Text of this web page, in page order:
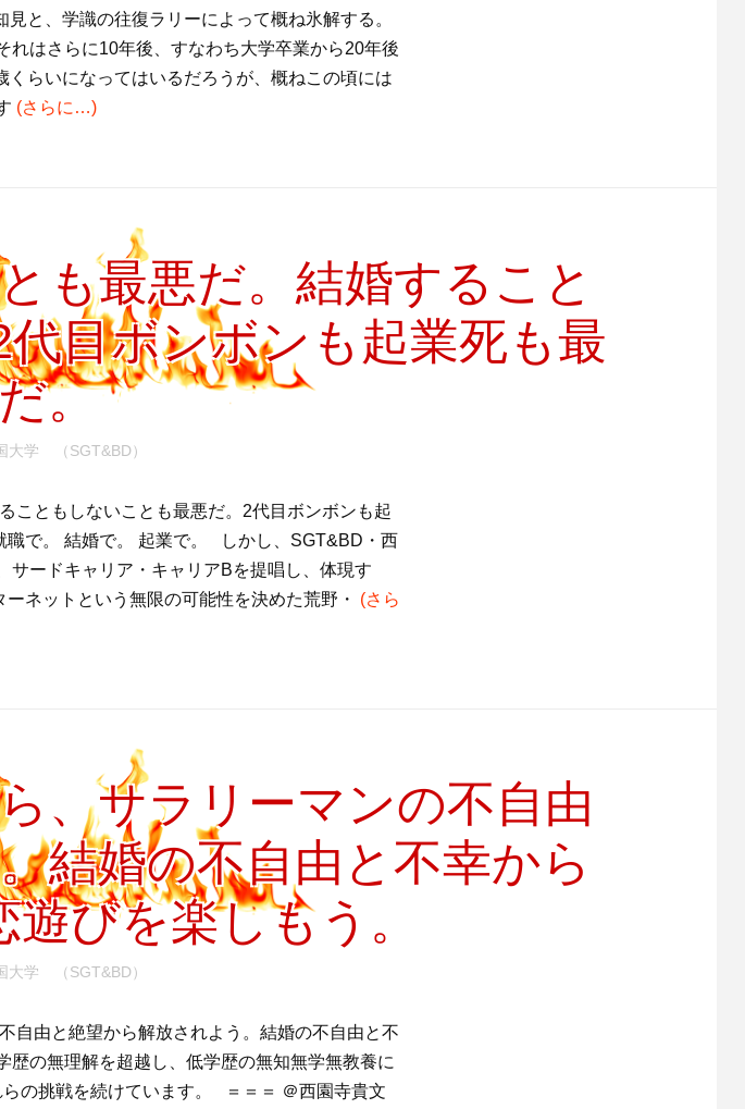
と、学識の往復ラリーによって概ね氷解する。
れはさらに10年後、すなわち大学卒業から20年後
らいになってはいるだろうが、概ねこの頃には
(さらに…)
も最悪だ。結婚すること
目ボンボンも起業死も最
。
大学 （SGT&BD）
こともしないことも最悪だ。2代目ボンボンも起
で。 結婚で。 起業で。 しかし、SGT&BD・西
サードキャリア・キャリアBを提唱し、体現す
ネットという無限の可能性を決めた荒野・ (さら
、サラリーマンの不自由
結婚の不自由と不幸から
びを楽しもう。
大学 （SGT&BD）
自由と絶望から解放されよう。結婚の不自由と不
の無理解を超越し、低学歴の無知無学無教養に
の挑戦を続けています。 ＝＝＝ ＠西園寺貴文